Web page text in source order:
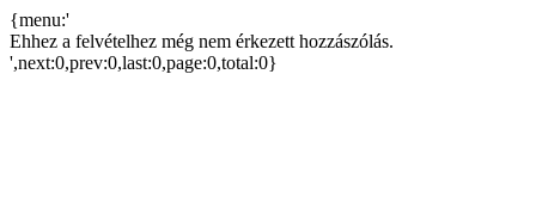
{menu:'
Ehhez a felvételhez még nem érkezett hozzászólás.
',next:0,prev:0,last:0,page:0,total:0}